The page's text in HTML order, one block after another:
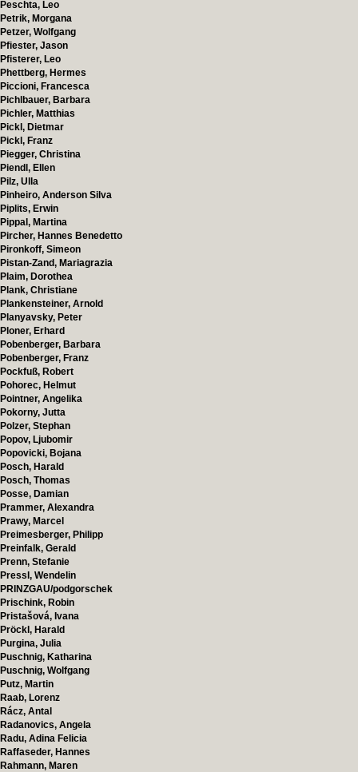
Peschta, Leo
Petrik, Morgana
Petzer, Wolfgang
Pfiester, Jason
Pfisterer, Leo
Phettberg, Hermes
Piccioni, Francesca
Pichlbauer, Barbara
Pichler, Matthias
Pickl, Dietmar
Pickl, Franz
Piegger, Christina
Piendl, Ellen
Pilz, Ulla
Pinheiro, Anderson Silva
Piplits, Erwin
Pippal, Martina
Pircher, Hannes Benedetto
Pironkoff, Simeon
Pistan-Zand, Mariagrazia
Plaim, Dorothea
Plank, Christiane
Plankensteiner, Arnold
Planyavsky, Peter
Ploner, Erhard
Pobenberger, Barbara
Pobenberger, Franz
Pockfuß, Robert
Pohorec, Helmut
Pointner, Angelika
Pokorny, Jutta
Polzer, Stephan
Popov, Ljubomir
Popovicki, Bojana
Posch, Harald
Posch, Thomas
Posse, Damian
Prammer, Alexandra
Prawy, Marcel
Preimesberger, Philipp
Preinfalk, Gerald
Prenn, Stefanie
Pressl, Wendelin
PRINZGAU/podgorschek
Prischink, Robin
Pristašová, Ivana
Pröckl, Harald
Purgina, Julia
Puschnig, Katharina
Puschnig, Wolfgang
Putz, Martin
Raab, Lorenz
Rácz, Antal
Radanovics, Angela
Radu, Adina Felicia
Raffaseder, Hannes
Rahmann, Maren